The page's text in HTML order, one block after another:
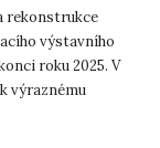
rekonstrukce
výstavního
roku 2025. V
výraznému